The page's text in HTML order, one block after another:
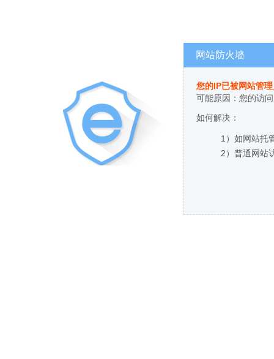
网站防火墙
您的IP已被网站管
可能原因：您的访
如何解决：
1）如网站托
2）普通网站